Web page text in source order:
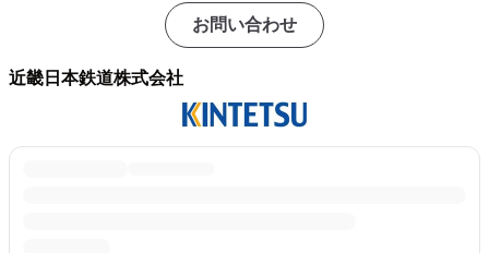
お問い合わせ
近畿日本鉄道株式会社